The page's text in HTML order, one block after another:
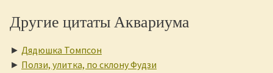
Другие цитаты Аквариума
► Дядюшка Томпсон
► Ползи, улитка, по склону Фудзи